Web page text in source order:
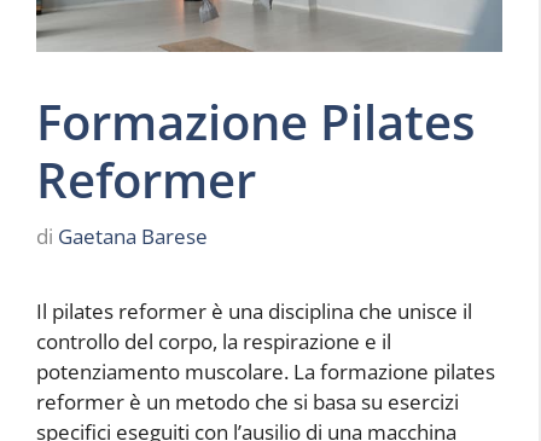
Formazione Pilates
Reformer
di Gaetana Barese
Il pilates reformer è una disciplina che unisce il
controllo del corpo, la respirazione e il
potenziamento muscolare. La formazione pilates
reformer è un metodo che si basa su esercizi
specifici eseguiti con l’ausilio di una macchina